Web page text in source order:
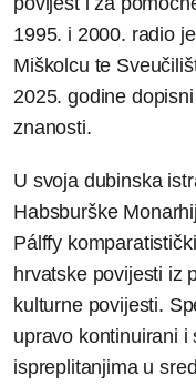
1995. i 2000. radio
Miškolcu te
2025. godine
znanosti.
U svoja dubinska
Habsburške
Pálffy
hrvatske povijesti iz
kulturne povijesti.
upravo kontinuirani
ispreplitanjima u